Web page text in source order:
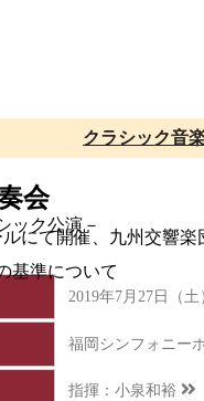
ック公演－
基準について
クラシック音
会
にて開催、九州交響
2019年7月27日（土
福岡シンフォニー
指揮： 小泉和裕